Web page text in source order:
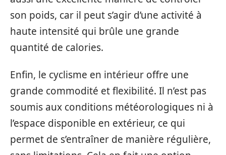
son poids, car il peut s’agir d’une activité à
haute intensité qui brûle une grande
quantité de calories.
Enfin, le cyclisme en intérieur offre une
grande commodité et flexibilité. Il n’est pas
soumis aux conditions météorologiques ni à
l’espace disponible en extérieur, ce qui
permet de s’entraîner de manière régulière,